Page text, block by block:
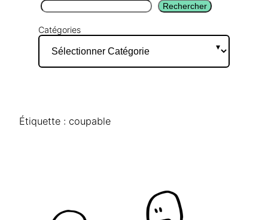
Rechercher Rechercher
Catégories
Étiquette : coupable